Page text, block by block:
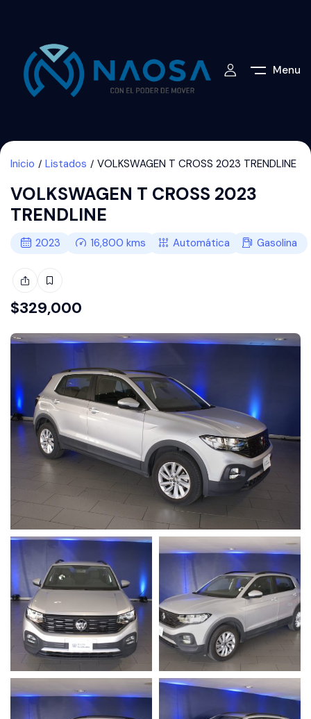
Menu
Inicio Listados VOLKSWAGEN T CROSS 2023 TRENDLINE
VOLKSWAGEN T CROSS 2023
TRENDLINE
2023 16,800kms Automática Gasolina
$329,000